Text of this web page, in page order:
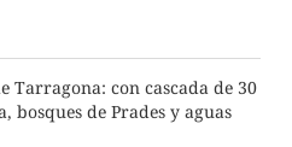
Tarragona: con cascada de 30
bosques de Prades y aguas